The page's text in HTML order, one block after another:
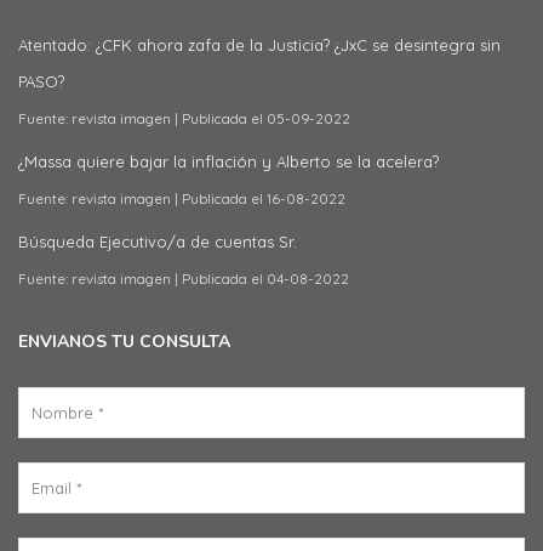
Atentado: ¿CFK ahora zafa de la Justicia? ¿JxC se desintegra sin
PASO?
Fuente: revista imagen Publicada el 05-09-2022
¿Massa quiere bajar la inflación y Alberto se la acelera?
Fuente: revista imagen Publicada el 16-08-2022
Búsqueda Ejecutivo/a de cuentas Sr.
Fuente: revista imagen Publicada el 04-08-2022
ENVIANOS TU CONSULTA